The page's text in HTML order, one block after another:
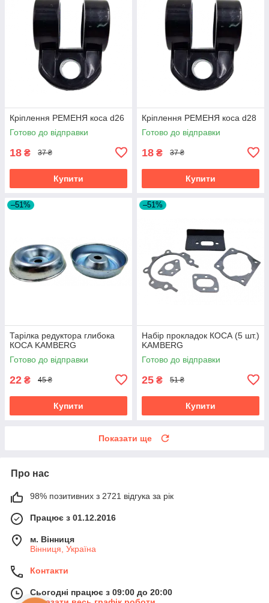
Кріплення РЕМЕНЯ коса d26
Готово до відправки
18 ₴ 37 ₴
Купити
Кріплення РЕМЕНЯ коса d28
Готово до відправки
18 ₴ 37 ₴
Купити
–51%
Тарілка редуктора глибока
КОСА KAMBERG
Готово до відправки
22 ₴ 45 ₴
Купити
–51%
Набір прокладок КОСА (5 шт.)
KAMBERG
Готово до відправки
25 ₴ 51 ₴
Купити
Показати ще
Про нас
98% позитивних з 2721 відгука за рік
Працює з 01.12.2016
м. Вінниця
Вінниця, Україна
Контакти
Сьогодні працює з 09:00 до 20:00